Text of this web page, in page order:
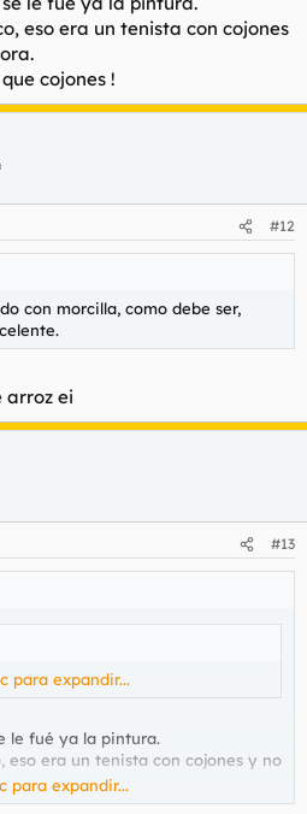
eso era un tenista con cojones
cojones !
#12
con morcilla, como debe ser,
arroz ei
#13
para expandir...
le fué ya la pintura.
eso era un tenista con cojones y no
cojones !
para expandir...